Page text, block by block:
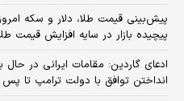
پیچیده بازار در سایه افزایش قیمت
ادعای گاردین: مقامات ایرانی در
انداختن توافق با دولت ترامپ تا پس